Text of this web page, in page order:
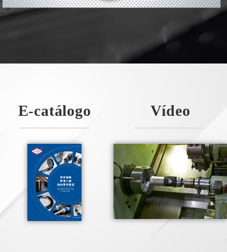
E-catálogo Vídeo